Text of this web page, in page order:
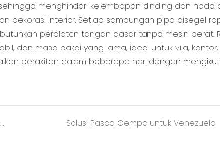
menghindari kelembapan dinding dan noda
dekorasi interior. Setiap sambungan pipa disegel
peralatan tangan dasar tanpa mesin berat.
dan masa pakai yang lama, ideal untuk vila,
perakitan dalam beberapa hari dengan
Klien AS Mengunjungi Pabrik Kami &amp; Melakukan Pemesanan Massal untuk Rumah Kontainer Solusi Pasca Gempa untuk Venezuela